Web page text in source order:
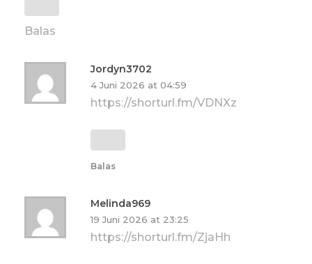
Balas
Jordyn3702
4 Juni 2026 at 04:59
https://shorturl.fm/VDNXz
Balas
Melinda969
19 Juni 2026 at 23:25
https://shorturl.fm/ZjaHh